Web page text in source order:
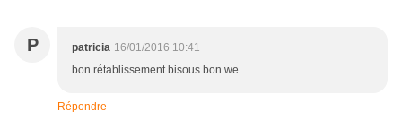
P patricia 16/01/2016 10:41
bon rétablissement bisous bon we
Répondre